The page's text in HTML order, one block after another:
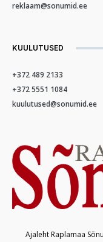
reklaam@sonumid.ee
KUULUTUSED
+372 489 2133
+372 5551 1084
kuulutused@sonumid.ee
Ajaleht Raplamaa